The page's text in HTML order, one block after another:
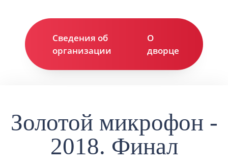
Сведения об
организации
О
дворце
Золотой микрофон -
2018. Финал